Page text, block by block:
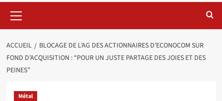
principal
ACCUEIL
BLOCAGE DE L’AG DES ACTIONNAIRES D’ECONOCOM SUR
FOND D’ACQUISITION : “POUR UN JUSTE PARTAGE DES JOIES ET DES
PEINES”
Métal